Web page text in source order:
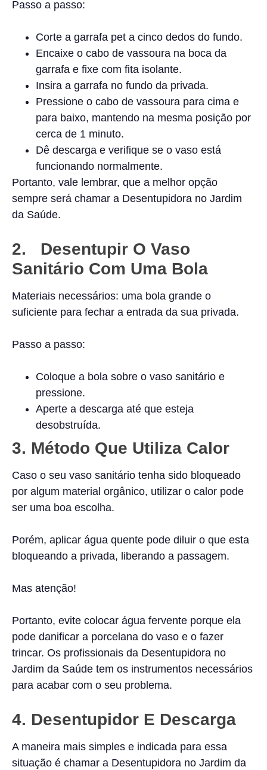
Passo a passo:
Corte a garrafa pet a cinco dedos do fundo.
Encaixe o cabo de vassoura na boca da
garrafa e fixe com fita isolante.
Insira a garrafa no fundo da privada.
Pressione o cabo de vassoura para cima e
para baixo, mantendo na mesma posição por
cerca de 1 minuto.
Dê descarga e verifique se o vaso está
funcionando normalmente.
Portanto, vale lembrar, que a melhor opção
sempre será chamar a Desentupidora no Jardim
da Saúde.
2. Desentupir O Vaso
Sanitário Com Uma Bola
Materiais necessários: uma bola grande o
suficiente para fechar a entrada da sua privada.
Passo a passo:
Coloque a bola sobre o vaso sanitário e
pressione.
Aperte a descarga até que esteja
desobstruída.
3. Método Que Utiliza Calor
Caso o seu vaso sanitário tenha sido bloqueado
por algum material orgânico, utilizar o calor pode
ser uma boa escolha.
Porém, aplicar água quente pode diluir o que esta
bloqueando a privada, liberando a passagem.
Mas atenção!
Portanto, evite colocar água fervente porque ela
pode danificar a porcelana do vaso e o fazer
trincar. Os profissionais da Desentupidora no
Jardim da Saúde tem os instrumentos necessários
para acabar com o seu problema.
4. Desentupidor E Descarga
A maneira mais simples e indicada para essa
situação é chamar a Desentupidora no Jardim da